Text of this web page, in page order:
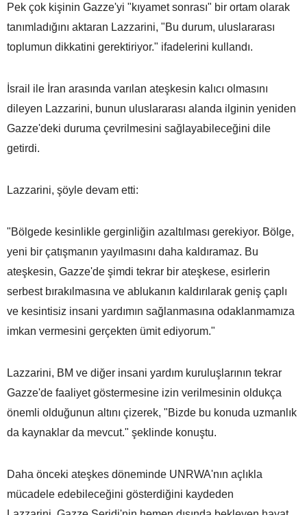
Pek çok kişinin Gazze'yi "kıyamet sonrası" bir ortam olarak
tanımladığını aktaran Lazzarini, "Bu durum, uluslararası
toplumun dikkatini gerektiriyor." ifadelerini kullandı.
İsrail ile İran arasında varılan ateşkesin kalıcı olmasını
dileyen Lazzarini, bunun uluslararası alanda ilginin yeniden
Gazze'deki duruma çevrilmesini sağlayabileceğini dile
getirdi.
Lazzarini, şöyle devam etti:
"Bölgede kesinlikle gerginliğin azaltılması gerekiyor. Bölge,
yeni bir çatışmanın yayılmasını daha kaldıramaz. Bu
ateşkesin, Gazze'de şimdi tekrar bir ateşkese, esirlerin
serbest bırakılmasına ve ablukanın kaldırılarak geniş çaplı
ve kesintisiz insani yardımın sağlanmasına odaklanmamıza
imkan vermesini gerçekten ümit ediyorum."
Lazzarini, BM ve diğer insani yardım kuruluşlarının tekrar
Gazze'de faaliyet göstermesine izin verilmesinin oldukça
önemli olduğunun altını çizerek, "Bizde bu konuda uzmanlık
da kaynaklar da mevcut." şeklinde konuştu.
Daha önceki ateşkes döneminde UNRWA'nın açlıkla
mücadele edebileceğini gösterdiğini kaydeden